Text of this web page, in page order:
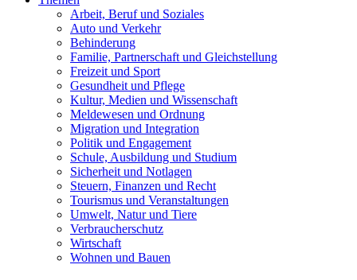
Arbeit, Beruf und Soziales
Auto und Verkehr
Behinderung
Familie, Partnerschaft und Gleichstellung
Freizeit und Sport
Gesundheit und Pflege
Kultur, Medien und Wissenschaft
Meldewesen und Ordnung
Migration und Integration
Politik und Engagement
Schule, Ausbildung und Studium
Sicherheit und Notlagen
Steuern, Finanzen und Recht
Tourismus und Veranstaltungen
Umwelt, Natur und Tiere
Verbraucher­schutz
Wirtschaft
Wohnen und Bauen